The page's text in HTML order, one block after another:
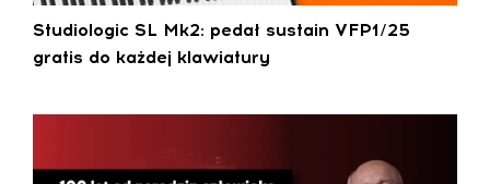
Studiologic SL Mk2: pedał sustain VFP1/25
gratis do każdej klawiatury